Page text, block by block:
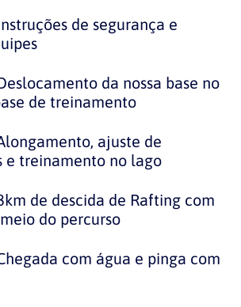
de segurança e
da nossa base no
de treinamento
ajuste de
e treinamento no lago
de descida de Rafting com
do percurso
com água e pinga com